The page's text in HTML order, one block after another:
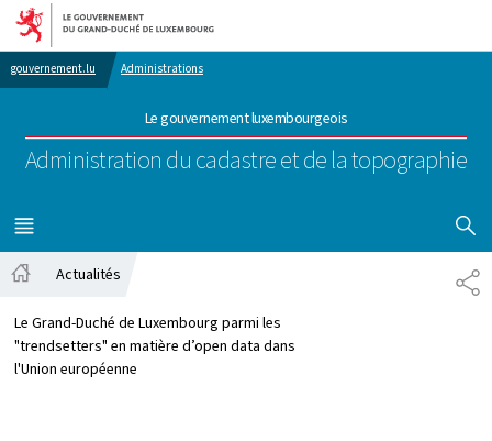
Aller au menu principal
Aller au contenu
gouvernement.lu Administrations
Le gouvernement luxembourgeois
Administration du cadastre et de la topographie
MENU
PRINCIPAL
Actualités
Le Grand-Duché de Luxembourg parmi les
"trendsetters" en matière d’open data dans
l'Union européenne